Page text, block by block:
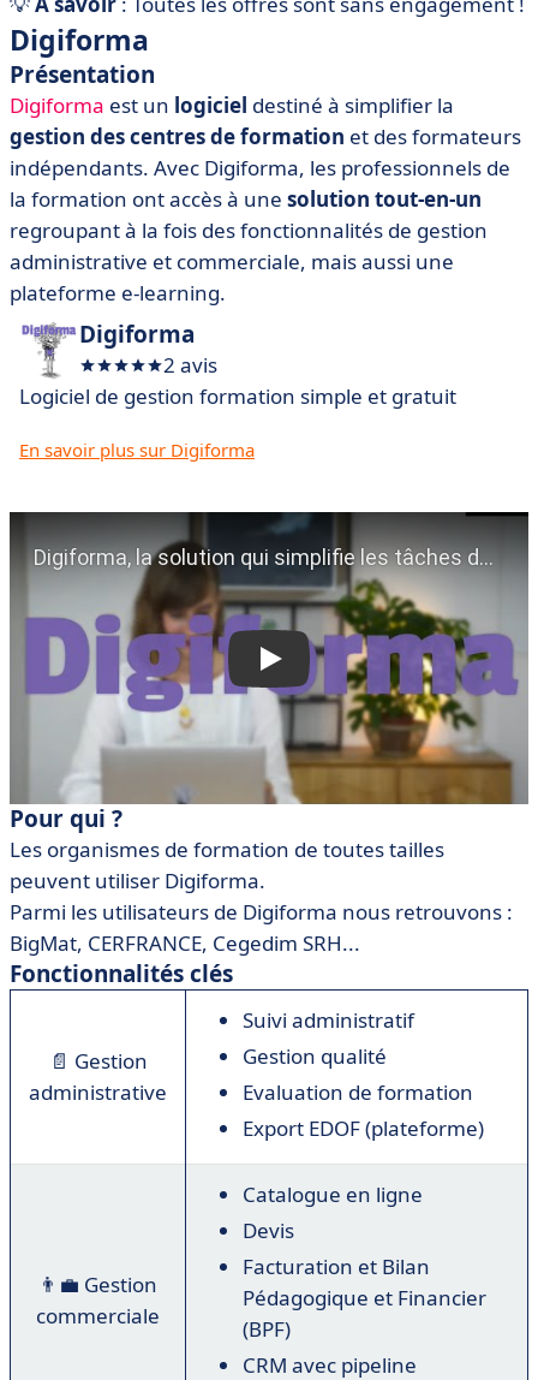
Digiforma
Présentation
Digiforma est un logiciel destiné à simplifier la
gestion des centres de formation et des formateurs
indépendants. Avec Digiforma, les professionnels de
la formation ont accès à une solution tout-en-un
regroupant à la fois des fonctionnalités de gestion
administrative et commerciale, mais aussi une
plateforme e-learning.
Digiforma
2 avis
Logiciel de gestion formation simple et gratuit
En savoir plus sur Digiforma
Pour qui ?
Les organismes de formation de toutes tailles
peuvent utiliser Digiforma.
Parmi les utilisateurs de Digiforma nous retrouvons :
BigMat, CERFRANCE, Cegedim SRH...
Fonctionnalités clés
📄 Gestion
administrative
Suivi administratif
Gestion qualité
Evaluation de formation
Export EDOF (plateforme)
👨‍💼 Gestion
commerciale
Catalogue en ligne
Devis
Facturation et Bilan
Pédagogique et Financier
(BPF)
CRM avec pipeline